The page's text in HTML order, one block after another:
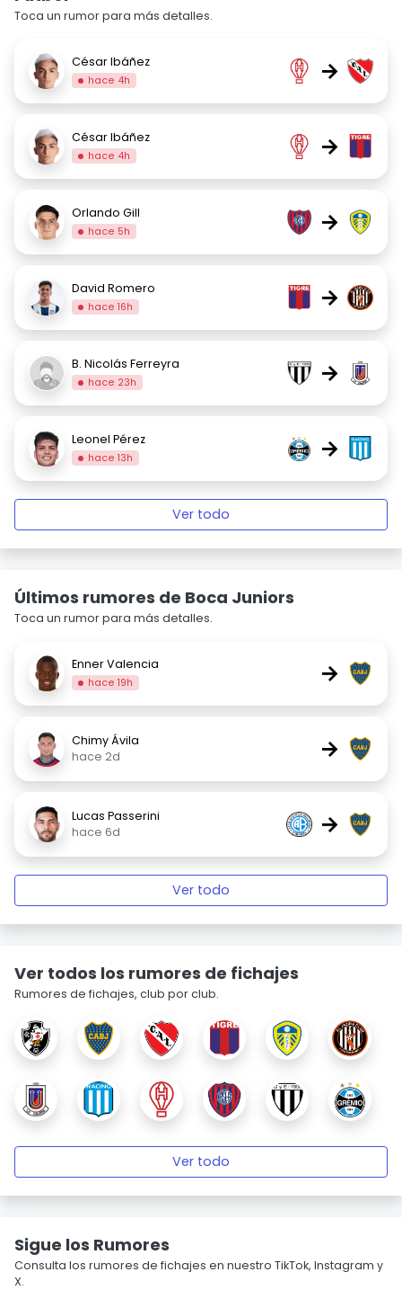
Toca un rumor para más detalles.
César Ibáñez
hace 4h →
César Ibáñez
hace 4h →
Orlando Gill
hace 5h →
David Romero
hace 16h →
B. Nicolás Ferreyra
hace 23h →
Leonel Pérez
hace 13h →
Ver todo
Últimos rumores de Boca Juniors
Toca un rumor para más detalles.
Enner Valencia
hace 19h →
Chimy Ávila
hace 2d
→
Lucas Passerini
hace 6d
→
Ver todo
Ver todos los rumores de fichajes
Rumores de fichajes, club por club.
Ver todo
Sigue los Rumores
Consulta los rumores de fichajes en nuestro TikTok, Instagram y
X.